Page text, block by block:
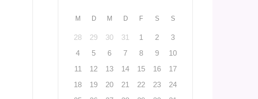
M D M D F S S
28 29 30 31 1 2
3
4
5 6 7 8 9
10
11
12 13 14 15 16
17
18
19 20 21 22 23
24